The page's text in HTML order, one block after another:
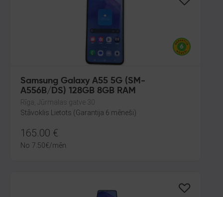
Samsung Galaxy A55 5G (SM-
A556B/DS) 128GB 8GB RAM
Rīga, Jūrmalas gatve 30
Stāvoklis Lietots (Garantija 6 mēneši)
165.00 €
No 7.50€/mēn.